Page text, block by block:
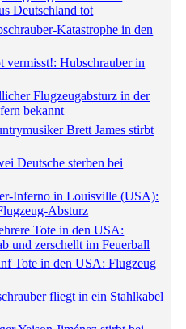
Deutschland tot
Katastrophe in den
vermisst!: Hubschrauber in
Flugzeugabsturz in der
bekannt
Brett James stirbt
Deutsche sterben bei
Inferno in Louisville (USA):
Absturz
Tote in den USA:
und zerschellt im Feuerball
Tote in den USA: Flugzeug
fliegt in ein Stahlkabel